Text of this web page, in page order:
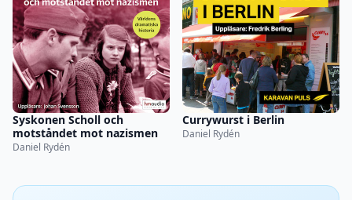
Syskonen Scholl och
motståndet mot nazismen
Daniel Rydén
Currywurst i Berlin
Daniel Rydén